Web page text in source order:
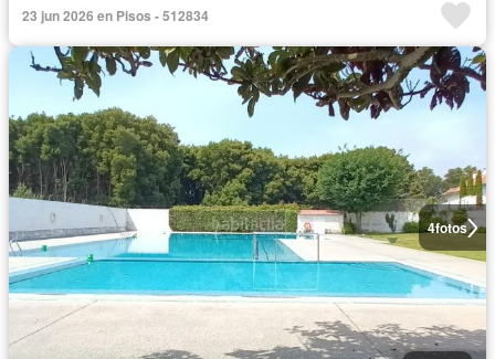
23 jun 2026 en Pisos - 512834
4fotos